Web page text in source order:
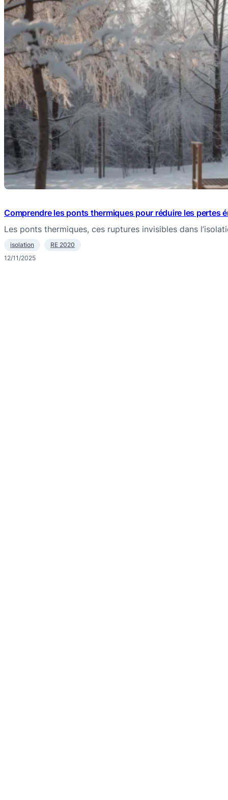
Comprendre les ponts thermiques pour réduire les pertes
Les ponts thermiques, ces ruptures invisibles dans
isolation
RE 2020
12/11/2025